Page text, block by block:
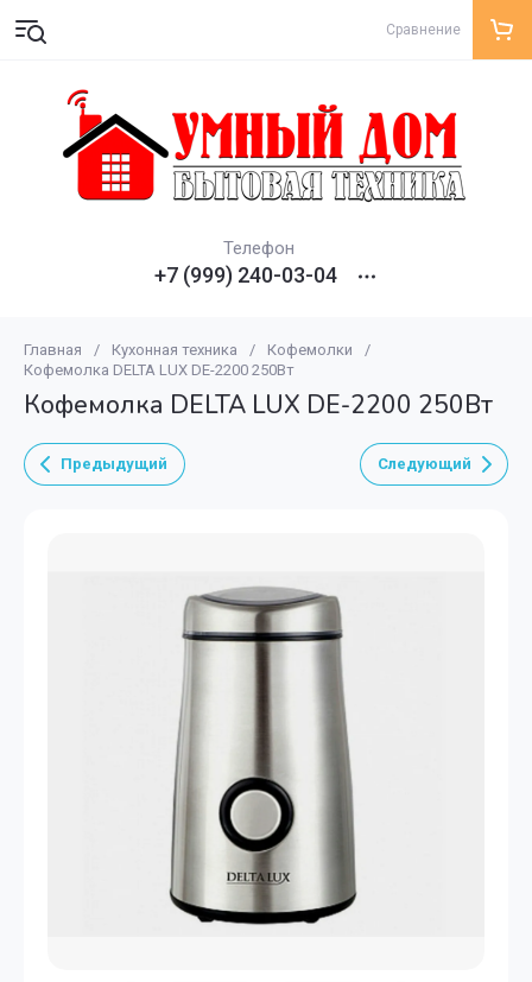
Телефон
+7 (999) 240-03-04
Сравнение
Главная / Кухонная техника / Кофемолки
/
Кофемолка DELTA LUX DE-2200 250Вт
Кофемолка DELTA LUX DE-2200 250Вт
Предыдущий Следующий